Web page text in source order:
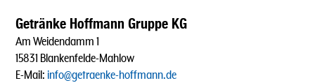
Getränke Hoffmann Gruppe KG
Am Weidendamm 1
15831 Blankenfelde-Mahlow
E-Mail: info@getraenke-hoffmann.de